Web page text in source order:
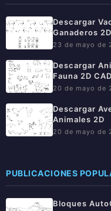
Descargar
Ganaderos 2D
23 de mayo de
Descargar
Fauna 2D CAD
20 de mayo de
Descargar
Animales 2D
20 de mayo de
PUBLICACIONES
Bloques